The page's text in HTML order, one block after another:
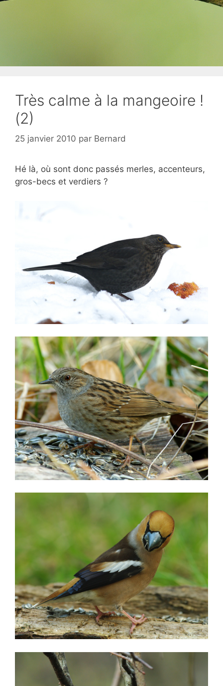
Très calme à la mangeoire !
(2)
25 janvier 2010 par Bernard
Hé là, où sont donc passés merles, accenteurs,
gros-becs et verdiers ?